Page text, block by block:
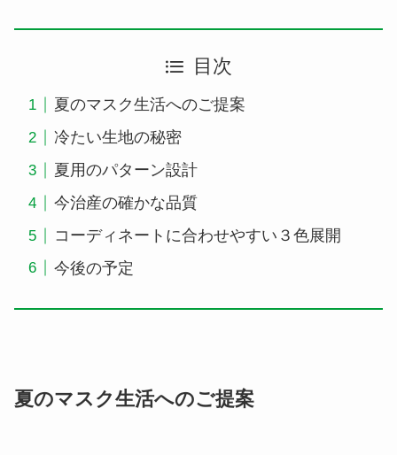
目次
夏のマスク生活へのご提案
冷たい生地の秘密
夏用のパターン設計
今治産の確かな品質
コーディネートに合わせやすい３色展開
今後の予定
夏のマスク生活へのご提案